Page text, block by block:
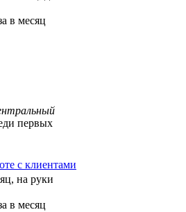
в месяц
первых
с клиентами
на руки
в месяц